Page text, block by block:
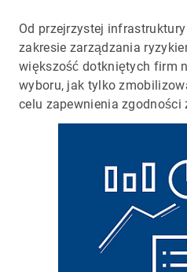
Od przejrzystej
zakresie zarządzania
większość dotkniętych firm
wyboru, jak tylko
celu zapewnienia zgodności